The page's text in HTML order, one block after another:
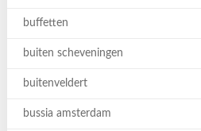
buffetten
buiten scheveningen
buitenveldert
bussia amsterdam